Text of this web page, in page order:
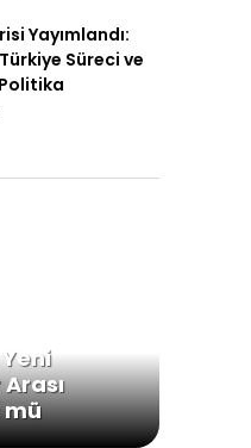
Yayımlandı:
Süreci ve
mü